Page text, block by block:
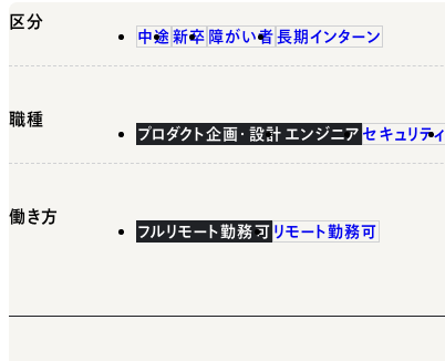
区分
中途 新卒 障がい者 長期インターン
職種
プロダクト企画・設計 エンジニア セキュリティ
働き方
フルリモート勤務可 リモート勤務可